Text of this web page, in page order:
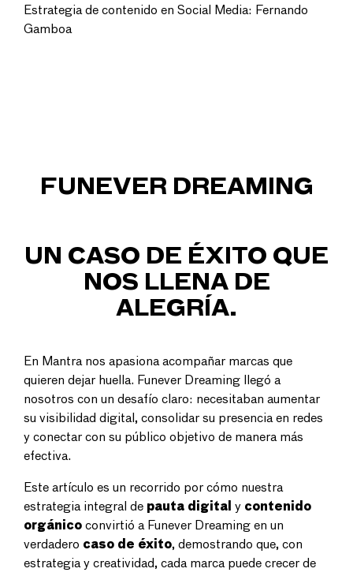
Estrategia de contenido en Social Media: Fernando
Gamboa
FUNEVER DREAMING
UN CASO DE ÉXITO QUE
NOS LLENA DE
ALEGRÍA.
En Mantra nos apasiona acompañar marcas que
quieren dejar huella. Funever Dreaming llegó a
nosotros con un desafío claro: necesitaban aumentar
su visibilidad digital, consolidar su presencia en redes
y conectar con su público objetivo de manera más
efectiva.
Este artículo es un recorrido por cómo nuestra
estrategia integral de pauta digital y contenido
orgánico convirtió a Funever Dreaming en un
verdadero caso de éxito, demostrando que, con
estrategia y creatividad, cada marca puede crecer de